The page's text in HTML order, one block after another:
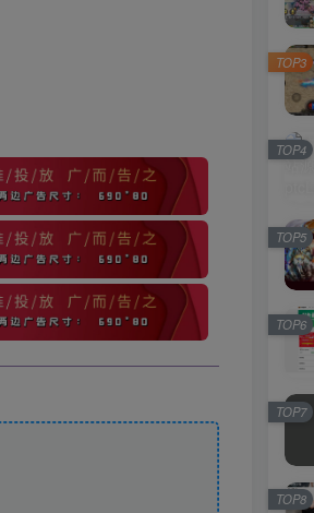
TOP3
TOP4
TOP5
TOP6
TOP7
TOP8